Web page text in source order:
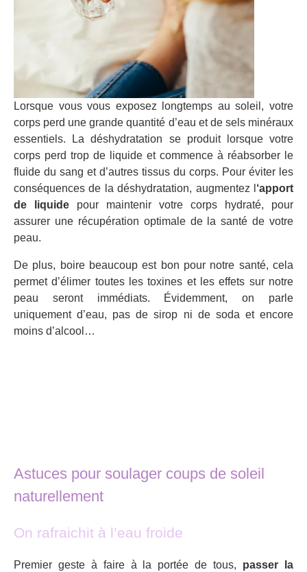
Lorsque vous vous exposez longtemps au soleil, votre
corps perd une grande quantité d’eau et de sels minéraux
essentiels. La déshydratation se produit lorsque votre
corps perd trop de liquide et commence à réabsorber le
fluide du sang et d’autres tissus du corps. Pour éviter les
conséquences de la déshydratation, augmentez l ‘apport
de liquide pour maintenir votre corps hydraté, pour
assurer une récupération optimale de la santé de votre
peau.
De plus, boire beaucoup est bon pour notre santé, cela
permet d’élimer toutes les toxines et les effets sur notre
peau seront immédiats. Évidemment, on parle
uniquement d’eau, pas de sirop ni de soda et encore
moins d’alcool…
Astuces pour soulager coups de soleil
naturellement
On rafraichit à l’eau froide
Premier geste à faire à la portée de tous, passer la